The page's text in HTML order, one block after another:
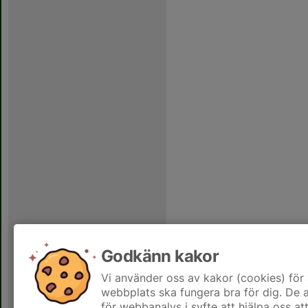
Godkänn kakor
Vi använder oss av kakor (cookies)
webbplats ska fungera bra för dig. De